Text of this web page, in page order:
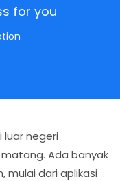
for you
luar negeri
Ada banyak
mulai dari aplikasi